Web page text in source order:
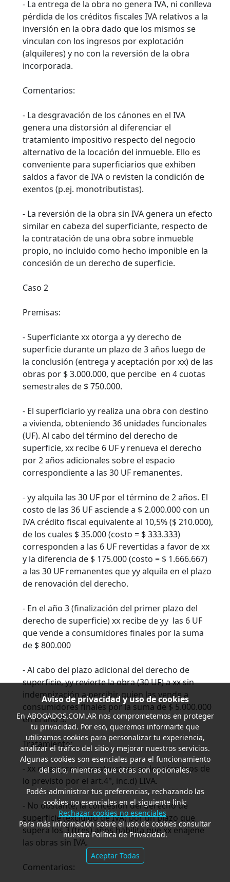
- La entrega de la obra no genera IVA, ni conlleva
pérdida de los créditos fiscales IVA relativos a la
inversión en la obra dado que los mismos se
vinculan con los ingresos por explotación
(alquileres) y no con la reversión de la obra
incorporada.
Comentarios:
- La desgravación de los cánones en el IVA
genera una distorsión al diferenciar el
tratamiento impositivo respecto del negocio
alternativo de la locación del inmueble. Ello es
conveniente para superficiarios que exhiben
saldos a favor de IVA o revisten la condición de
exentos (p.ej. monotributistas).
- La reversión de la obra sin IVA genera un efecto
similar en cabeza del superficiante, respecto de
la contratación de una obra sobre inmueble
propio, no incluido como hecho imponible en la
concesión de un derecho de superficie.
Caso 2
Premisas:
- Superficiante xx otorga a yy derecho de
superficie durante un plazo de 3 años luego de
la conclusión (entrega y aceptación por xx) de las
obras por $ 3.000.000, que percibe en 4 cuotas
semestrales de $ 750.000.
- El superficiario yy realiza una obra con destino
a vivienda, obteniendo 36 unidades funcionales
(UF). Al cabo del término del derecho de
superficie, xx recibe 6 UF y renueva el derecho
por 2 años adicionales sobre el espacio
correspondiente a las 30 UF remanentes.
- yy alquila las 30 UF por el término de 2 años. El
costo de las 36 UF asciende a $ 2.000.000 con un
IVA crédito fiscal equivalente al 10,5% ($ 210.000),
de los cuales $ 35.000 (costo = $ 333.333)
corresponden a las 6 UF revertidas a favor de xx
y la diferencia de $ 175.000 (costo = $ 1.666.667)
a las 30 UF remanentes que yy alquila en el plazo
de renovación del derecho.
- En el año 3 (finalización del primer plazo del
derecho de superficie) xx recibe de yy las 6 UF
que vende a consumidores finales por la suma
de $ 800.000
- Al cabo del plazo adicional del derecho de
superficie, yy revierte la obra (30 UF) a xx sin
indemnización a percibir, quien las vende a
consumidores finales por la suma de $ 5.000.000
en el año 5.
Tratamiento:
- xx es empresa constructora en los términos de
lo previsto por el art.4°, inc.d) LIVA.
- No obstante, la concesión del derecho de
superficie (excluido de IVA) por un plazo que
supera los 3 (tres) años habilita que xx enajene
las obras sin IVA.
Comentarios:
Aviso de privacidad y uso de cookies
EnABOGADOS.COM.ARnos comprometemos en proteger
tu privacidad. Por eso, queremos informarte que
utilizamos cookies para personalizar tu experiencia,
analizar el tráfico del sitio y mejorar nuestros servicios.
Algunas cookies son esenciales para el funcionamiento
del sitio, mientras que otras son opcionales.
Podés administrar tus preferencias, rechazando las
cookies no esenciales en el siguiente link:
Rechazar cookies no esenciales
Para más información sobre el uso de cookies consultar
nuestra Política de Privacidad.
Aceptar Todas